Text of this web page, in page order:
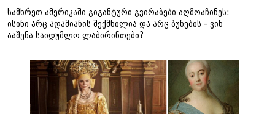
სამხრეთ ამერიკაში გიგანტური გვირაბები აღმოაჩინეს:
ისინი არც ადამიანის შექმნილია და არც ბუნების - ვინ
ააშენა საიდუმლო ლაბირინთები?